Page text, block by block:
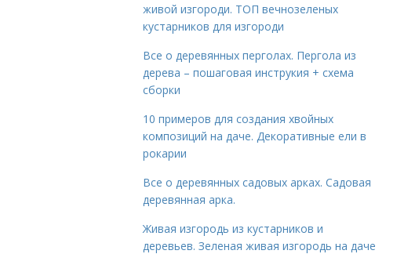
живой изгороди. ТОП вечнозеленых
кустарников для изгороди
Все о деревянных перголах. Пергола из
дерева – пошаговая инструкия + схема
сборки
10 примеров для создания хвойных
композиций на даче. Декоративные ели в
рокарии
Все о деревянных садовых арках. Садовая
деревянная арка.
Живая изгородь из кустарников и
деревьев. Зеленая живая изгородь на даче